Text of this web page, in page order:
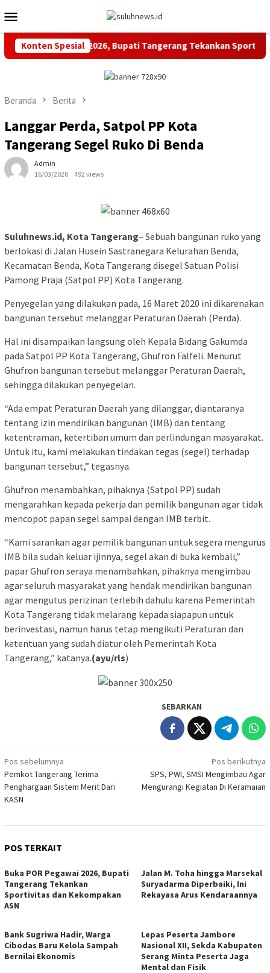
ke
kontenMobile
Konten Spesial
POR Pegawai 2026, Bupati Tangerang Tekankan Sportivitas
Beranda Berita
Langgar Perda, Satpol PP Kota
Tangerang Segel Ruko Di Benda
Admin
16/03/2020
492 views
Suluhnews.id, Kota Tangerang– Sebuah bangunan ruko yang
berlokasi di Jalan Husein Sastranegara Kelurahan Benda,
Kecamatan Benda, Kota Tangerang disegel Satuan Polisi
Pamong Praja (Satpol PP) Kota Tangerang.
Penyegelan yang dilakukan pada, 16 Maret 2020 ini dikarenakan
bangunan tersebut melanggar Peraturan Daerah (Perda).
Hal ini disampaikan langsung oleh Kepala Bidang Gakumda
pada Satpol PP Kota Tangerang, Ghufron Falfeli. Menurut
Ghufron bangunan tersebut melanggar Peraturan Daerah,
sehingga dilakukan penyegelan.
“Ada empat Peraturan Daerah yang dilanggar, diantaranya
tentang izin mendirikan bangunan (IMB) dan tentang
ketentraman, ketertiban umum dan perlindungan masyarakat.
Untuk itu, kami melakukan tindakan tegas (segel) terhadap
bangunan tersebut,” tegasnya.
Ghufron menambahkan, pihaknya (Satpol PP) sudah
mengarahkan kepada pekerja dan pemilik bangunan agar tidak
mencopot papan segel sampai dengan IMB terbit.
“Kami sarankan agar pemilik bangunan untuk segera mengurus
IMB bila sudah keluar ijinnya, segel akan di buka kembali,”
papar Ghufron seraya menambahkan, pihaknya mengimbau
agar seluruh masyarakat yang hendak mendirikan bangunan
agar mengutus perizinan terlebih dahulu karena Pemerintah
Kota Tangerang tidak melarang kepada siapapun untuk
berinvestasi, namun harus tetap mengikuti Peraturan dan
ketentuan yang sudah diatur oleh Pemerintah Kota
Tangerang,” katanya.(ayu/rls)
SEBARKAN
Navigasi
pos
Pos sebelumnya
Pemkot Tangerang Terima
Penghargaan Sistem Merit Dari
KASN
Pos berikutnya
SPS, PWI, SMSI Mengimbau Agar
Mengurangi Kegiatan Di Keramaian
POS TERKAIT
Buka POR Pegawai 2026, Bupati
Tangerang Tekankan
Sportivitas dan Kekompakan
ASN
Jalan M. Toha hingga Marsekal
Suryadarma Diperbaiki, Ini
Rekayasa Arus Kendaraannya
Bank Sugriwa Hadir, Warga
Cibodas Baru Kelola Sampah
Bernilai Ekonomis
Lepas Peserta Jambore
Nasional XII, Sekda Kabupaten
Serang Minta Peserta Jaga
Mental dan Fisik